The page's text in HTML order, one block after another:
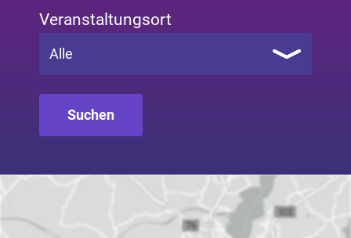
Veranstaltungsort
Alle